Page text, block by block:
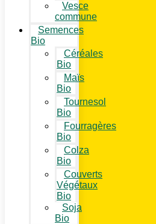
Vesce
commune
Semences
Bio
Céréales
Bio
Maïs
Bio
Tournesol
Bio
Fourragères
Bio
Colza
Bio
Couverts
Végétaux
Bio
Soja
Bio